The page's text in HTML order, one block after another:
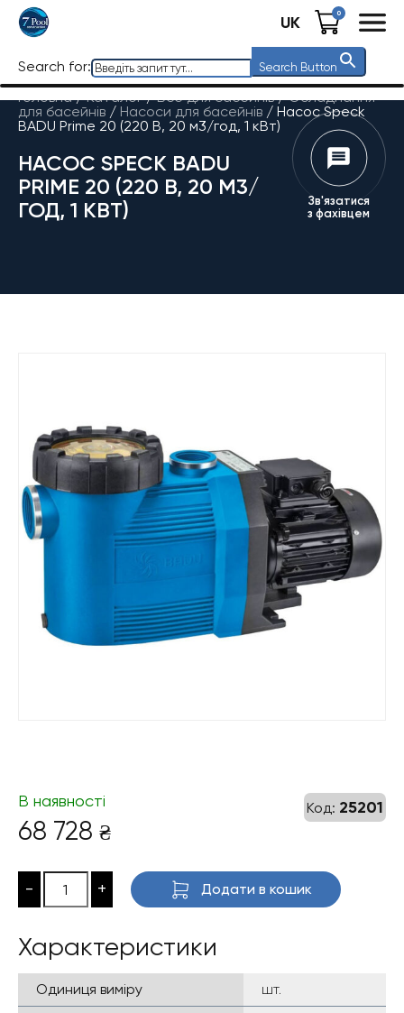
UK 0
Search for: Search Button
Головна / Каталог/Все для басейнів/Обладнання
для басейнів / Насоси для басейнів / Насос Speck
BADU Prime 20 (220 В, 20 м3/год, 1 кВт)
НАСОС SPECK BADU
PRIME 20 (220 В, 20 М3/
ГОД, 1 КВТ)
Зв'язатися
з фахівцем
Код: 25201
В наявності
68 728 ₴
- + Додати в кошик
Характеристики
Одиниця виміру
шт.